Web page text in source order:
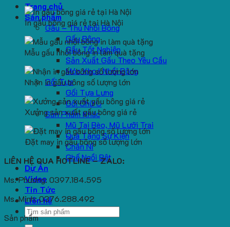
Trang chủ
Sản phẩm
Gấu – Thú Nhồi Bông
Gấu Bông
Gấu Tốt Nghiệp
Sản Xuất Gấu Theo Yêu Cầu
Móc Khoá Nhồi Bông
Gối Tựa
Gối Tựa Lưng
Gối Chữ U
Sản Phẩm Khác
Mũ Tai Bèo, Mũ Lưỡi Trai
Quà Tặng Sự Kiện
Chăn Nỉ
Ghế Ngồi Bệt
Dự Án
Video
Tin Tức
Liên hệ
Search
for:
In gấu bông giá rẻ tại Hà Nội
Mẫu gấu nhồi bông in làm quà tặng
Nhận in gấu bông số lượng lớn
Xưởng sản xuất gấu bông giá rẻ
Đặt may in gấu bông số lượng lớn
LIÊN HỆ QUA HOTLINE – ZALO:
Ms. Phương: 0397.184.595
Ms. Minh: 0376.288.492
Sản phẩm